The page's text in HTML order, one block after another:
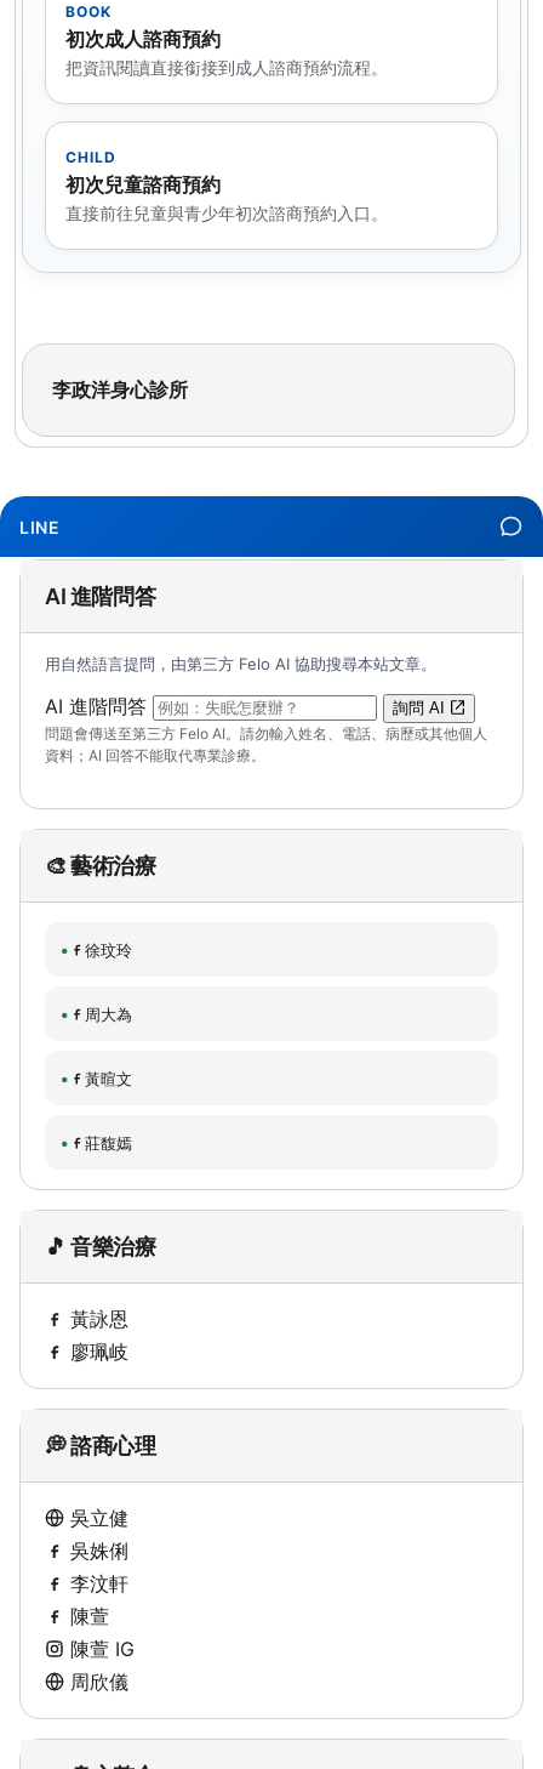
BOOK
初次成人諮商預約
把資訊閱讀直接銜接到成人諮商預約流程。
CHILD
初次兒童諮商預約
直接前往兒童與青少年初次諮商預約入口。
李政洋身心診所
LINE
AI 進階問答
用自然語言提問，由第三方 Felo AI 協助搜尋本站文章。
AI 進階問答 （可輸入自然語言問題；送出後會開啟 Felo
詢問 AI
問題會傳送至第三方 Felo AI。請勿輸入姓名、電話、病歷或其他個人
資料；AI 回答不能取代專業診療。
🎨 藝術治療
徐玟玲
周大為
黃暄文
莊馥嫣
🎵 音樂治療
黃詠恩
廖珮岐
💭 諮商心理
吳立健
吳姝俐
李汶軒
陳萱
陳萱 IG
周欣儀